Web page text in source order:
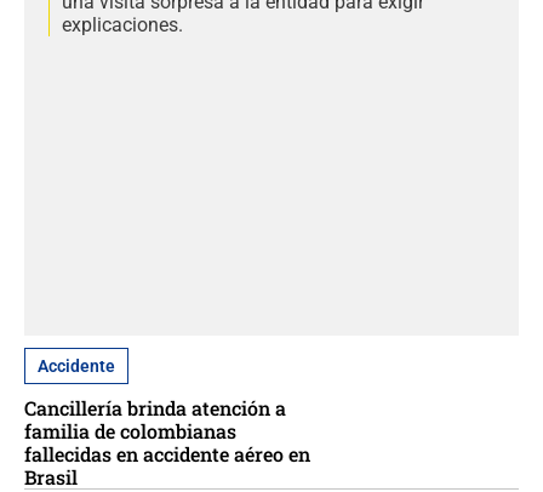
explicaciones.
Accidente
Cancillería brinda atención a
familia de colombianas
fallecidas en accidente aéreo en
Brasil